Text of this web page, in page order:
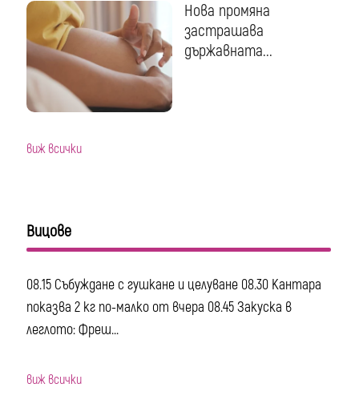
Нова промяна
застрашава
държавната...
виж всички
Вицове
08.15 Събуждане с гушкане и целуване 08.30 Кантара
показва 2 кг по-малко от вчера 08.45 Закуска в
леглото: Фреш...
виж всички